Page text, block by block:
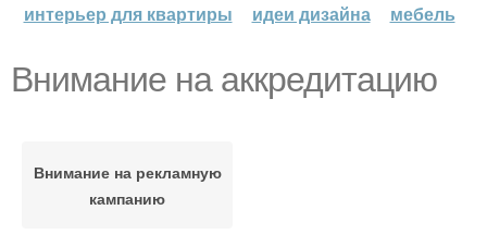
интерьер для квартиры
идеи дизайна мебель
Внимание на аккредитацию
Внимание на рекламную
кампанию